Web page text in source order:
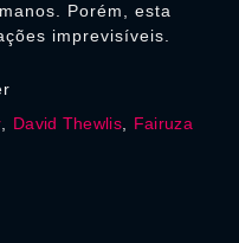
Porém, esta
imprevisíveis.
, David Thewlis, Fairuza